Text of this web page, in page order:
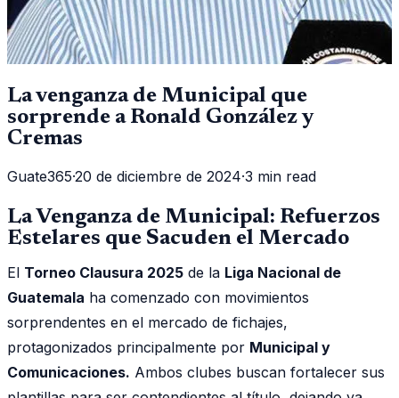
La venganza de Municipal que
sorprende a Ronald González y
Cremas
Guate365·20 de diciembre de 2024·3 min read
La Venganza de Municipal: Refuerzos
Estelares que Sacuden el Mercado
El Torneo Clausura 2025 de la Liga Nacional de
Guatemala ha comenzado con movimientos
sorprendentes en el mercado de fichajes,
protagonizados principalmente por Municipal y
Comunicaciones. Ambos clubes buscan fortalecer sus